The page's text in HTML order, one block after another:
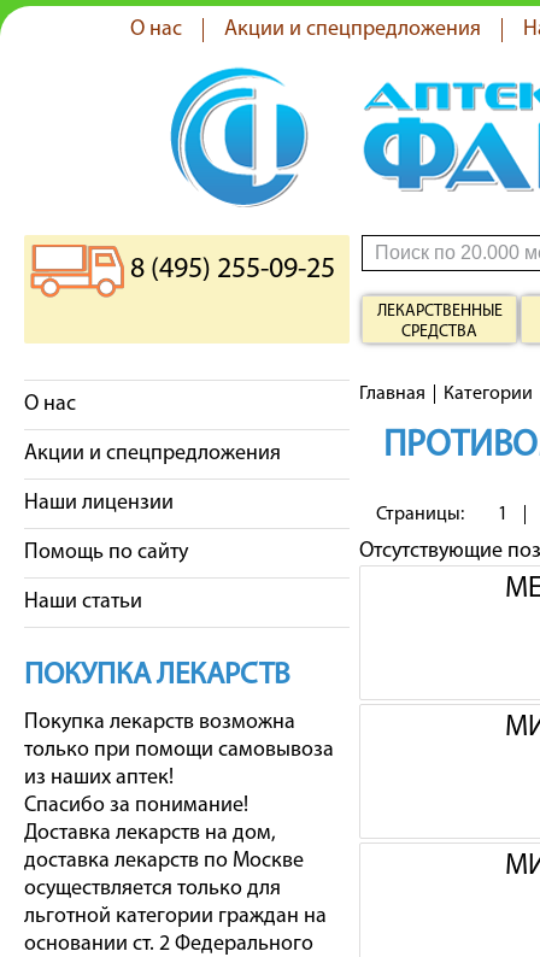
О нас Акции и спецпредложения
8 (495) 255-09-25
ЛЕКАРСТВЕННЫЕ
СРЕДСТВА
О нас
Акции и спецпредложения
Наши лицензии
Помощь по сайту
Наши статьи
ПОКУПКА ЛЕКАРСТВ
Покупка лекарств возможна
только при помощи самовывоза
из наших аптек!
Спасибо за понимание!
Доставка лекарств на дом,
доставка лекарств по Москве
осуществляется только для
льготной категории граждан на
основании ст. 2 Федерального
Главная Категории
Страницы: 1
Отсутствующие